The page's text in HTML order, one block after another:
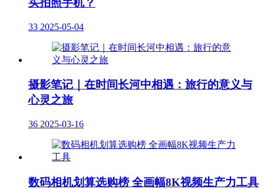
买拍照手机？
33 2025-05-04
摄影笔记｜在时间长河中相遇：旅行的意义与
心灵之旅
36 2025-03-16
数码相机划算选购榜 全画幅8K视频生产力工具